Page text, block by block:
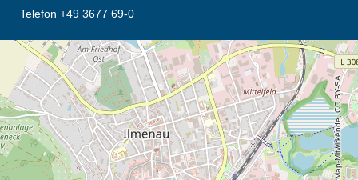
Telefon +49 3677 69-0
Öffnet die Anfahrtsbeschreibung in neuem Tab (Karte)